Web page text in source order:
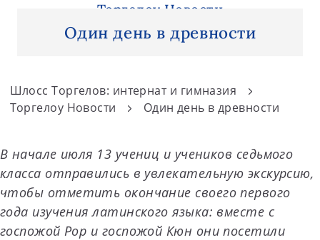
t
Торгелоу Новости
Один день в древности
Шлосс Торгелов: интернат и гимназия
Торгелоу Новости
Один день в древности
В начале июля 13 учениц и учеников седьмого
класса отправились в увлекательную экскурсию,
чтобы отметить окончание своего первого
года изучения латинского языка: вместе с
госпожой Рор и госпожой Кюн они посетили